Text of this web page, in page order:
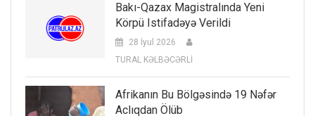
Bakı-Qazax Magistralında Yeni
Körpü Istifadəyə Verildi
28 İyul 2026
TURAL KƏLBƏCƏRLİ
Afrikanın Bu Bölgəsində 19 Nəfər
Aclıqdan Ölüb